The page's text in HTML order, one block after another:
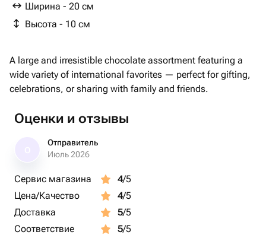
bounty - 2 шт.
snickers mini - 5 шт.
nestle - 3 шт.
roshen - 1 шт.
kinder countrykinder chocolate - 2 шт.
Ширина - 20 см
Высота - 10 см
A large and irresistible chocolate assortment featuring a
wide variety of international favorites — perfect for gifting,
celebrations, or sharing with family and friends.
Оценки и отзывы
Отправитель
Июль 2026
Сервис магазина 4/5
Цена/Качество
4/5
Доставка
5/5
Соответствие
5/5